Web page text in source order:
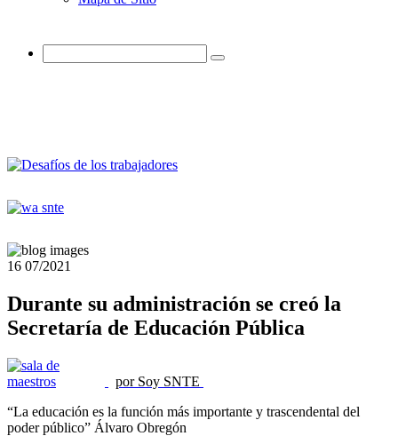
16 07/2021
Durante su administración se creó la
Secretaría de Educación Pública
por Soy SNTE
“La educación es la función más importante y trascendental del
poder público” Álvaro Obregón